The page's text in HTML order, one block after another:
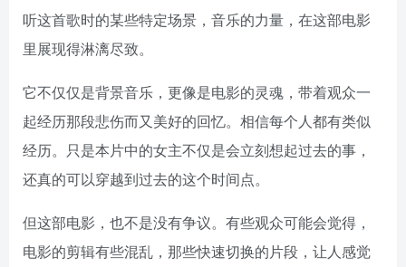
听这首歌时的某些特定场景，音乐的力量，在这部电影
里展现得淋漓尽致。
它不仅仅是背景音乐，更像是电影的灵魂，带着观众一
起经历那段悲伤而又美好的回忆。相信每个人都有类似
经历。只是本片中的女主不仅是会立刻想起过去的事，
还真的可以穿越到过去的这个时间点。
但这部电影，也不是没有争议。有些观众可能会觉得，
电影的剪辑有些混乱，那些快速切换的片段，让人感觉